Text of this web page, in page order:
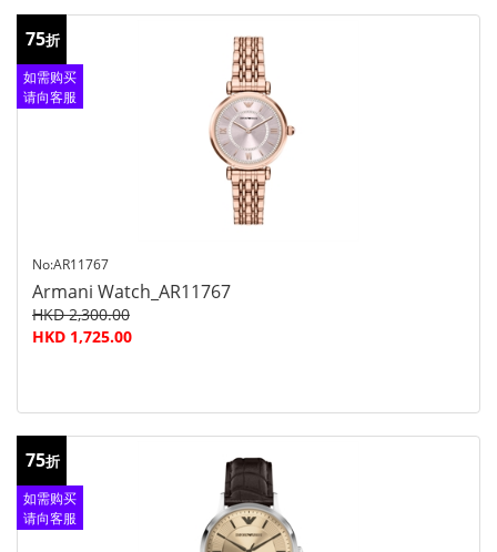
75折
如需购买
请向客服
No:AR11767
Armani Watch_AR11767
HKD 2,300.00
HKD 1,725.00
75折
如需购买
请向客服